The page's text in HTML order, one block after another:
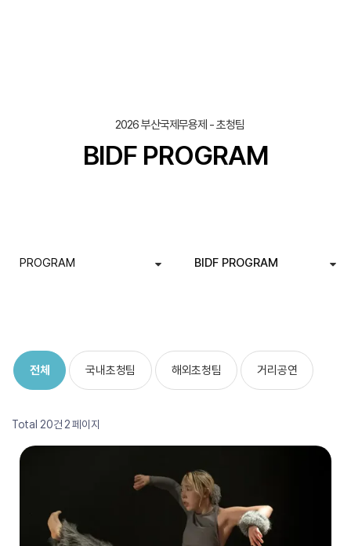
2026 부산국제무용제 - 초청팀
BIDF PROGRAM
PROGRAM BIDF PROGRAM
전체 국내초청팀 해외초청팀 거리공연
Total 20건 2 페이지
2